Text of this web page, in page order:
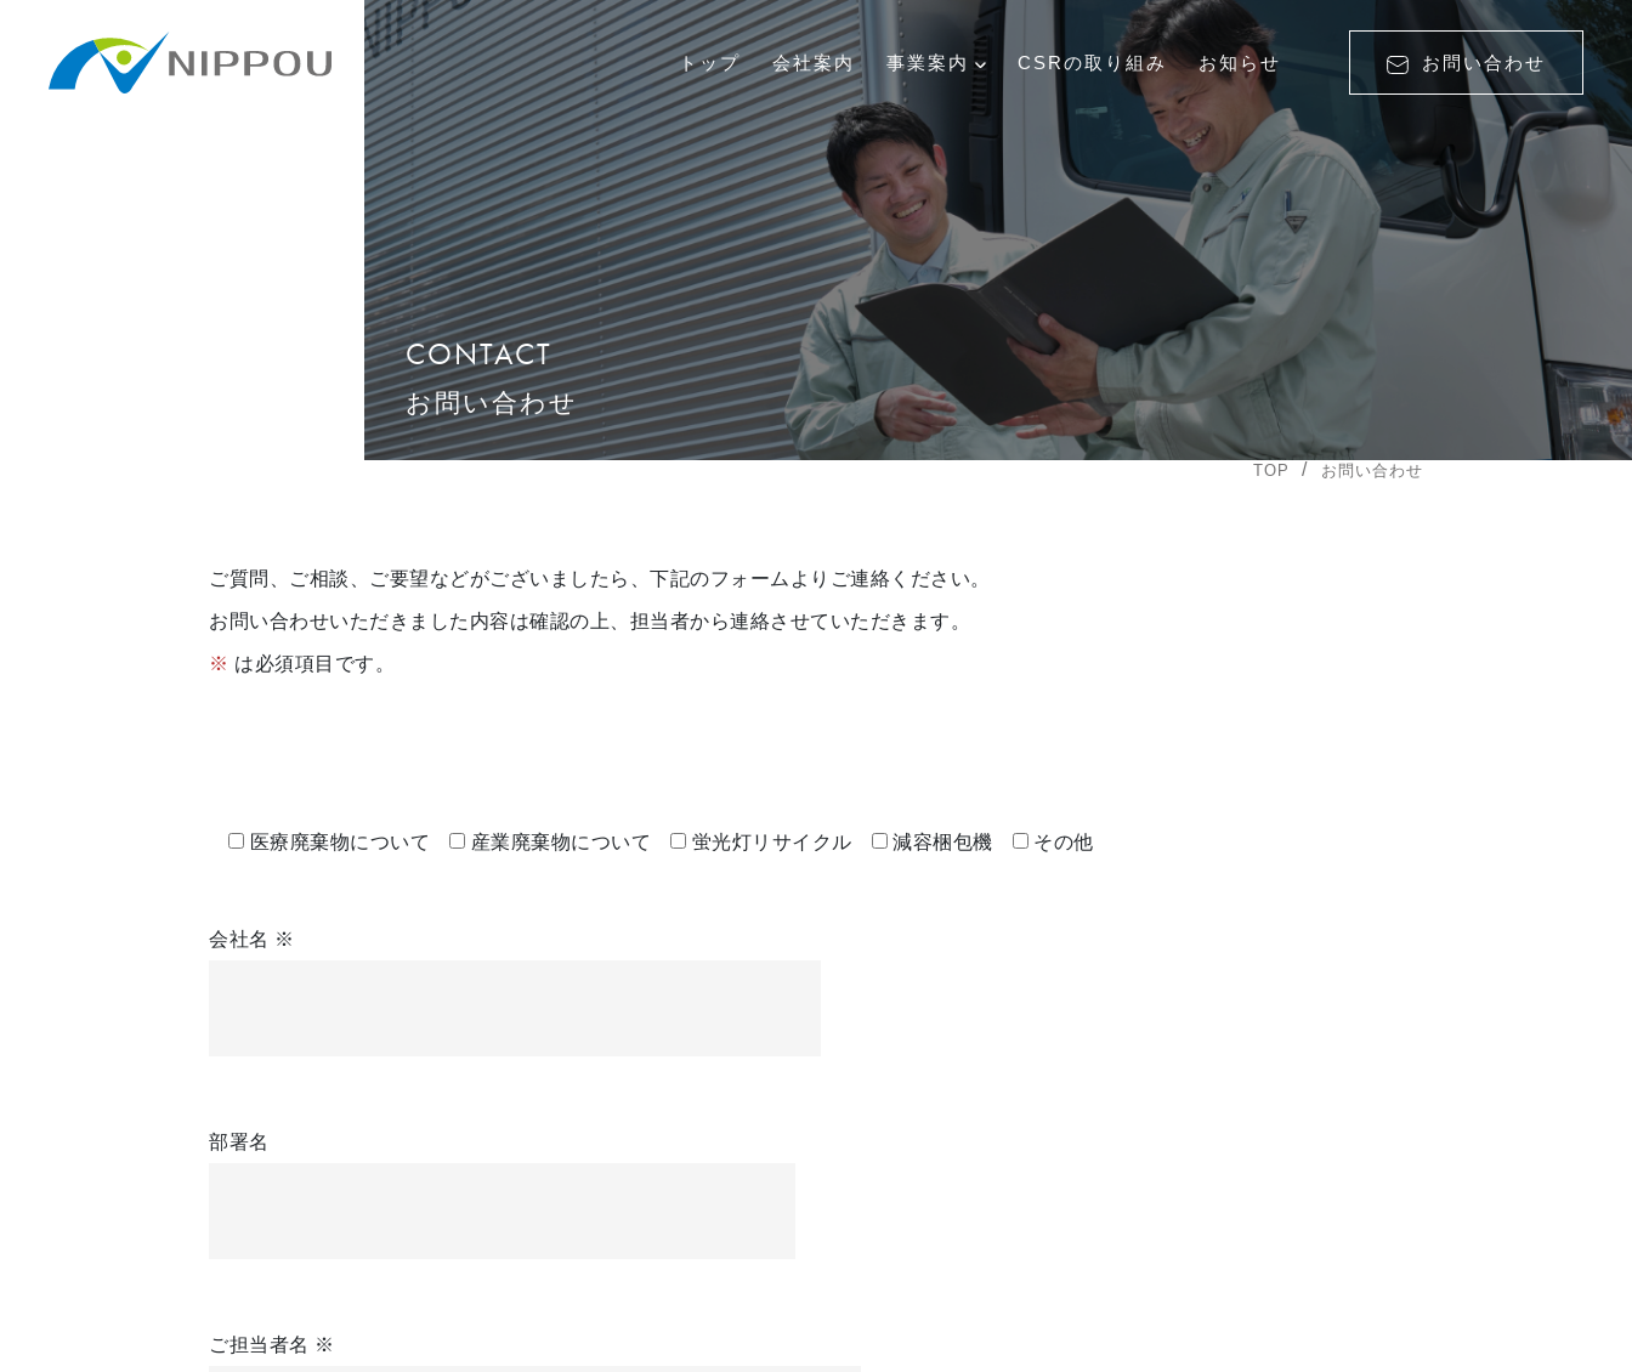
トップ 会社案内 事業案内 CSRの取り組み お知らせ お問い合わせ
CONTACT
お問い合わせ
TOP お問い合わせ
ご質問、ご相談、ご要望などがございましたら、下記のフォームよりご連絡ください。
お問い合わせいただきました内容は確認の上、担当者から連絡させていただきます。
※ は必須項目です。
医療廃棄物について 産業廃棄物について 蛍光灯リサイクル 減容梱包機 その他
会社名 ※
部署名
ご担当者名 ※